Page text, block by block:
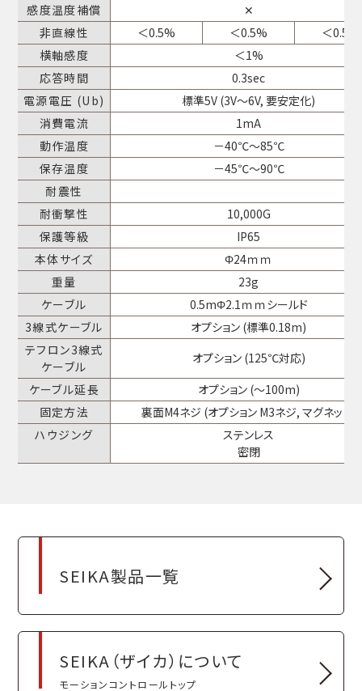
感度温度補償
✕
非直線性
＜0.5% ＜0.5%
＜0.5%
横軸感度
＜1%
応答時間
0.3sec
電源電圧 (Ub)
標準5V (3V～6V, 要安定化)
消費電流
1mA
動作温度
－40℃～85℃
保存温度
－45℃～90℃
耐震性
耐衝撃性
10,000G
保護等級
IP65
本体サイズ
Φ24ｍｍ
重量
23g
ケーブル
0.5mΦ2.1ｍｍシールド
3線式ケーブル
オプション (標準0.18m)
テフロン3線式
ケーブル
オプション (125℃対応)
ケーブル延長
オプション (～100m)
固定方法
裏面M4ネジ (オプション M3ネジ, マグネット)
ハウジング
ステンレス
密閉
SEIKA製品一覧
SEIKA（ザイカ）について
モーションコントロールトップ